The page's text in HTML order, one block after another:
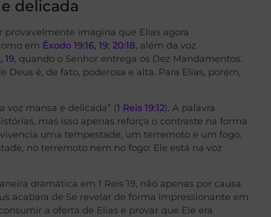
delicada
provavelmente imagina que Elias agora
em Êxodo 19:16, 19;20:18, além da voz
19, quando o Senhor entrega os Dez Mandamentos.
Deus é, de fato, poderosa e alta. Para Elias, porém,
voz mansa e delicada” (1 Reis 19:12). A palavra
mas isso apenas reforça o contraste na forma
uma tempestade, um terremoto e um fogo.
no terremoto nem no fogo: Ele está na voz
dramática em 1 Reis 19, não apenas por causa
acabara de Se revelar de forma impressionante em
a oferta de Elias e provar que Ele era